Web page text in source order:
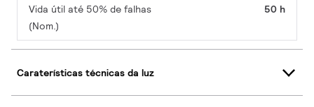
Vida útil até 50% de falhas
(Nom.)
50 h
Caraterísticas técnicas da luz